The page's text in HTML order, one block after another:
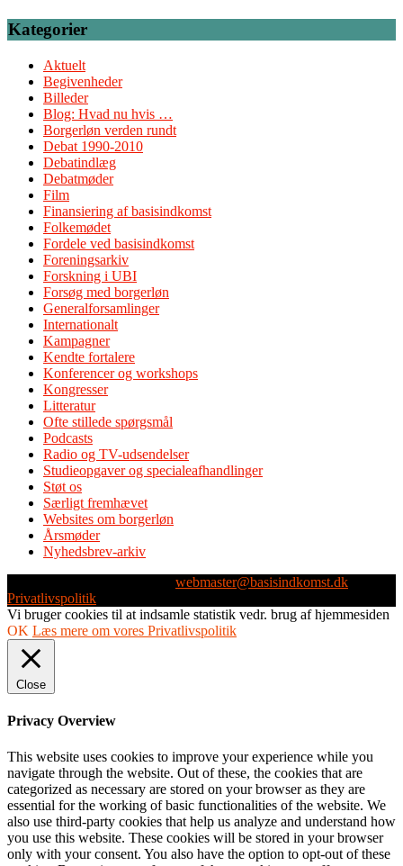
Kategorier
Aktuelt
Begivenheder
Billeder
Blog: Hvad nu hvis …
Borgerløn verden rundt
Debat 1990-2010
Debatindlæg
Debatmøder
Film
Finansiering af basisindkomst
Folkemødet
Fordele ved basisindkomst
Foreningsarkiv
Forskning i UBI
Forsøg med borgerløn
Generalforsamlinger
Internationalt
Kampagner
Kendte fortalere
Konferencer og workshops
Kongresser
Litteratur
Ofte stillede spørgsmål
Podcasts
Radio og TV-udsendelser
Studieopgaver og specialeafhandlinger
Støt os
Særligt fremhævet
Websites om borgerløn
Årsmøder
Nyhedsbrev-arkiv
webmaster@basisindkomst.dk
Privatlivspolitik
Vi bruger cookies til at indsamle statistik vedr. brug af hjemmesiden
OK Læs mere om vores Privatlivspolitik
Close
Privacy Overview
This website uses cookies to improve your experience while you
navigate through the website. Out of these, the cookies that are
categorized as necessary are stored on your browser as they are
essential for the working of basic functionalities of the website. We
also use third-party cookies that help us analyze and understand how
you use this website. These cookies will be stored in your browser
only with your consent. You also have the option to opt-out of these